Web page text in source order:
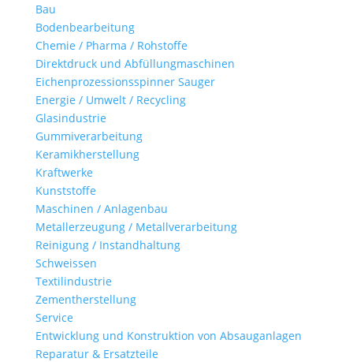
Bau
Bodenbearbeitung
Chemie / Pharma / Rohstoffe
Direktdruck und Abfüllungmaschinen
Eichenprozessionsspinner Sauger
Energie / Umwelt / Recycling
Glasindustrie
Gummiverarbeitung
Keramikherstellung
Kraftwerke
Kunststoffe
Maschinen / Anlagenbau
Metallerzeugung / Metallverarbeitung
Reinigung / Instandhaltung
Schweissen
Textilindustrie
Zementherstellung
Service
Entwicklung und Konstruktion von Absauganlagen
Reparatur & Ersatzteile